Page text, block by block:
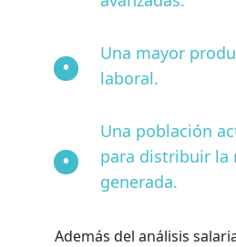
Una mayor
laboral.
Una población
para distribuir la
generada.
Además del análisis